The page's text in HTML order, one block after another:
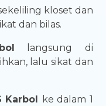
kloset dan
dan bilas.
langsung di
lalu sikat dan
Karbol ke dalam 1